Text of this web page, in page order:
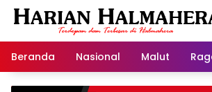
Langsung
Beranda
Nasional Malut